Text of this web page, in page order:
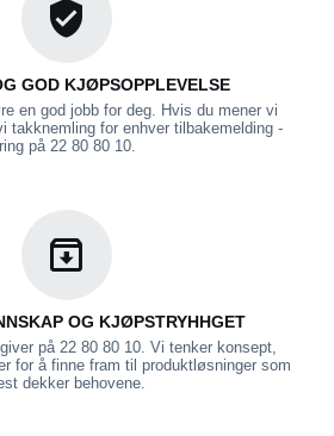
GOD KJØPSOPPLEVELSE
en god jobb for deg. Hvis du mener vi
takknemling for enhver tilbakemelding -
ring på 22 80 80 10.
OG KJØPSTRYHHGET
på 22 80 80 10. Vi tenker konsept,
for å finne fram til produktløsninger som
dekker behovene.